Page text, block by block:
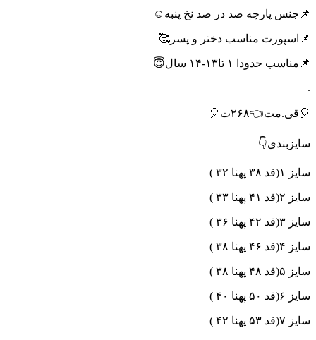
📌جنس پارچه صد در صد نخ پنبه☺️
📌اسپورت مناسب دختر و پسر🥰
📌مناسب حدودا ۱ تا۱۳-۱۴ سال😇
.
🎈قی.مت👈۲۶۸ت🎈
سایزبندی👇
سایز ۱(قد ۳۸ پهنا ۳۲ )
سایز ۲(قد ۴۱ پهنا ۳۳ )
سایز ۳(قد ۴۲ پهنا ۳۶ )
سایز ۴(قد ۴۶ پهنا ۳۸ )
سایز ۵(قد ۴۸ پهنا ۳۸ )
سایز ۶(قد ۵۰ پهنا ۴۰ )
سایز ۷(قد ۵۳ پهنا ۴۲ )